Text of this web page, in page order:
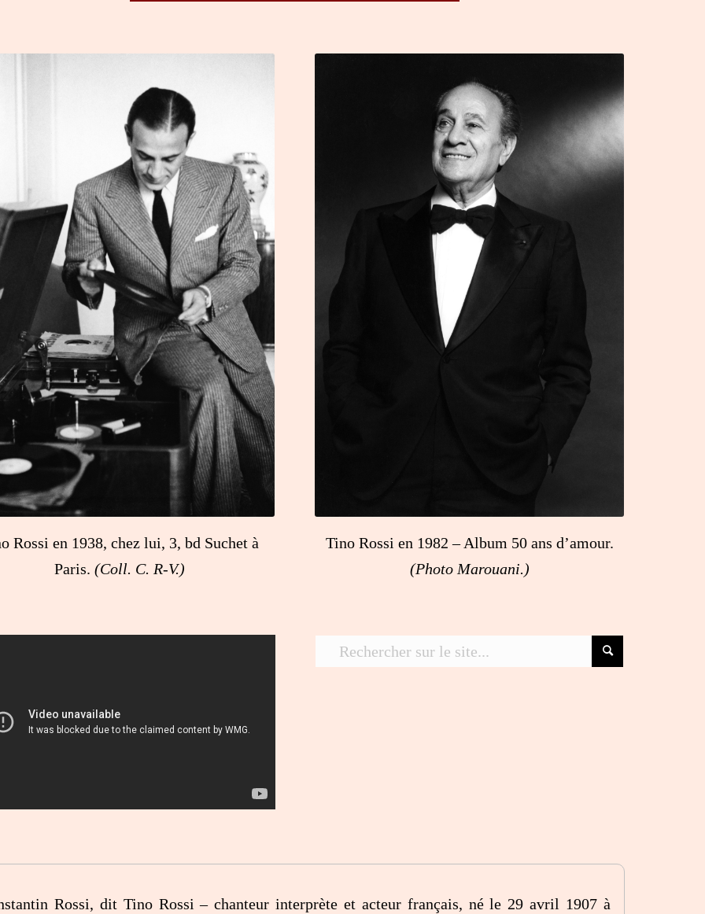
Rossi en 1938, chez lui, 3, bd Suchet à
Paris.(Coll. C. R-V.)
Tino Rossi en 1982 – Album 50 ans d’amour.
(Photo Marouani.)
Rossi, dit Tino Rossi – chanteur interprète et acteur français, né le 29 avril 1907 à